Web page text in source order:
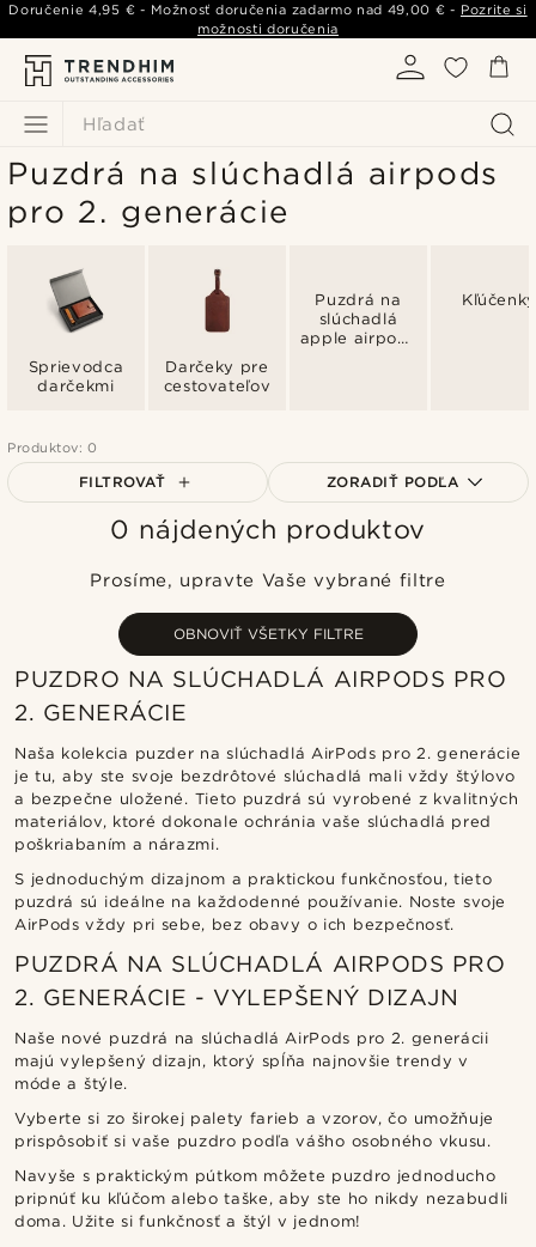
Hľadať
Doručenie4,95 € - Možnosť doručenia zadarmo nad 49,00 € - Pozrite si
možnosti doručenia
Puzdrá na slúchadlá airpods
pro 2. generácie
Sprievodca
darčekmi
Darčeky pre
cestovateľov
Puzdrá na
slúchadlá
apple airpods
Produktov: 0
FILTROVAŤ ZORADIŤ PODĽA
Najpopulárnejšie
Najlacnejšie
Najdrahšie
0 nájdených produktov
Prosíme, upravte Vaše vybrané filtre
OBNOVIŤ VŠETKY FILTRE
PUZDRO NA SLÚCHADLÁ AIRPODS PRO
2. GENERÁCIE
Naša kolekcia puzder na slúchadlá AirPods pro 2. generácie
je tu, aby ste svoje bezdrôtové slúchadlá mali vždy štýlovo
a bezpečne uložené. Tieto puzdrá sú vyrobené z kvalitných
materiálov, ktoré dokonale ochránia vaše slúchadlá pred
poškriabaním a nárazmi.
S jednoduchým dizajnom a praktickou funkčnosťou, tieto
puzdrá sú ideálne na každodenné používanie. Noste svoje
AirPods vždy pri sebe, bez obavy o ich bezpečnosť.
PUZDRÁ NA SLÚCHADLÁ AIRPODS PRO
2. GENERÁCIE - VYLEPŠENÝ DIZAJN
Naše nové puzdrá na slúchadlá AirPods pro 2. generácii
majú vylepšený dizajn, ktorý spĺňa najnovšie trendy v
móde a štýle.
Vyberte si zo širokej palety farieb a vzorov, čo umožňuje
prispôsobiť si vaše puzdro podľa vášho osobného vkusu.
Navyše s praktickým pútkom môžete puzdro jednoducho
pripnúť ku kľúčom alebo taške, aby ste ho nikdy nezabudli
doma. Užite si funkčnosť a štýl v jednom!